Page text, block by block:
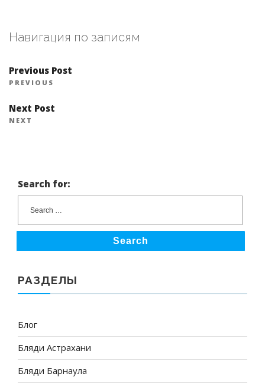
Навигация по записям
Previous Post
PREVIOUS
Next Post
NEXT
Search for:
Search
РАЗДЕЛЫ
Блог
Бляди Астрахани
Бляди Барнаула